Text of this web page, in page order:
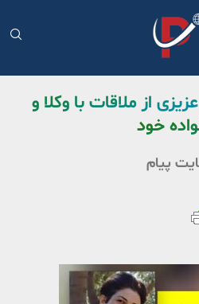
از ملاقات با وکلا و
خود
پیام